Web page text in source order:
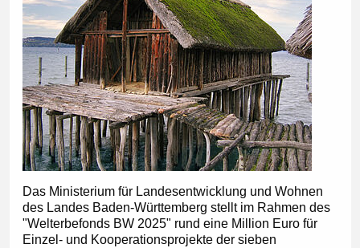
Das Ministerium für Landesentwicklung und Wohnen
des Landes Baden-Württemberg stellt im Rahmen des
"Welterbefonds BW 2025" rund eine Million Euro für
Einzel- und Kooperationsprojekte der sieben